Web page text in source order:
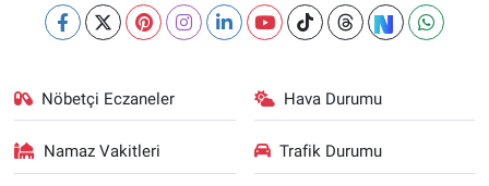
Nöbetçi Eczaneler Hava Durumu
Namaz Vakitleri Trafik Durumu